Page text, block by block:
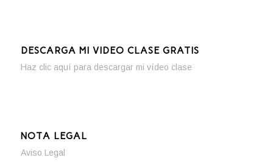
DESCARGA MI VIDEO CLASE GRATIS
Haz clic aquí para descargar mi vídeo clase
NOTA LEGAL
Aviso Legal